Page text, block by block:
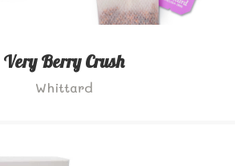
Very Berry Crush
Whittard